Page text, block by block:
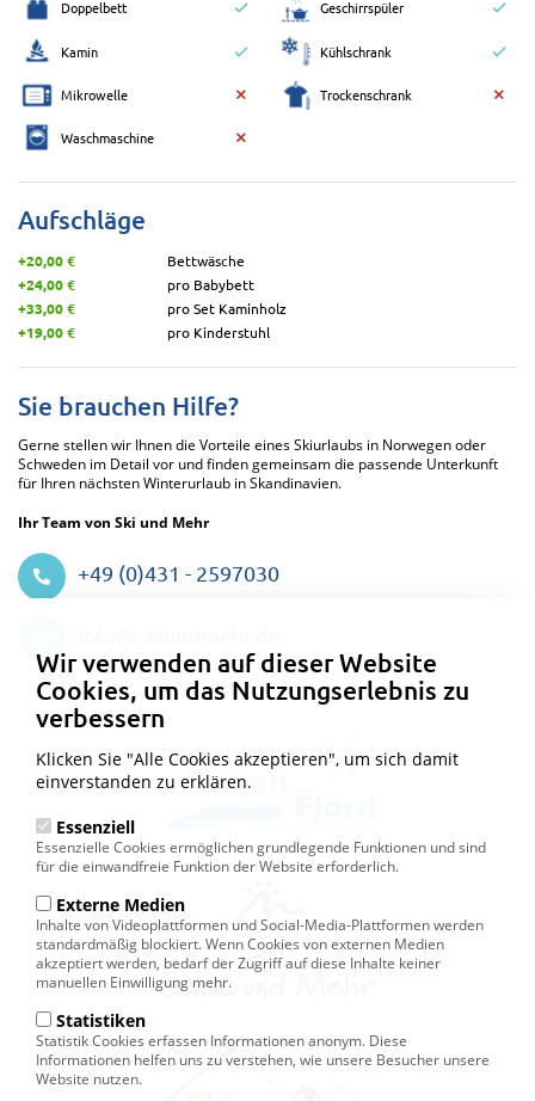
Doppelbett Geschirrspüler
Kamin Kühlschrank
Mikrowelle Trockenschrank
Waschmaschine
Aufschläge
+20,00 €
Bettwäsche
+24,00 €
pro Babybett
+33,00 €
pro Set Kaminholz
+19,00 €
pro Kinderstuhl
Sie brauchen Hilfe?
Gerne stellen wir Ihnen die Vorteile eines Skiurlaubs in Norwegen oder
Schweden im Detail vor und finden gemeinsam die passende Unterkunft
für Ihren nächsten Winterurlaub in Skandinavien.
Ihr Team von Ski und Mehr
+49 (0)431 - 2597030
Wir verwenden auf dieser Website
Cookies, um das Nutzungserlebnis zu
verbessern
Klicken Sie "Alle Cookies akzeptieren", um sich damit
einverstanden zu erklären.
Essenziell
Essenzielle Cookies ermöglichen grundlegende Funktionen und sind
für die einwandfreie Funktion der Website erforderlich.
Externe Medien
Inhalte von Videoplattformen und Social-Media-Plattformen werden
standardmäßig blockiert. Wenn Cookies von externen Medien
akzeptiert werden, bedarf der Zugriff auf diese Inhalte keiner
manuellen Einwilligung mehr.
Statistiken
Statistik Cookies erfassen Informationen anonym. Diese
Informationen helfen uns zu verstehen, wie unsere Besucher unsere
Website nutzen.